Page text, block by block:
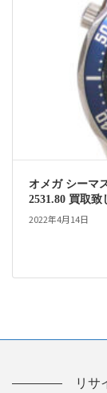
オメガ シーマ
2531.80 買取
2022年4月14日
リサ